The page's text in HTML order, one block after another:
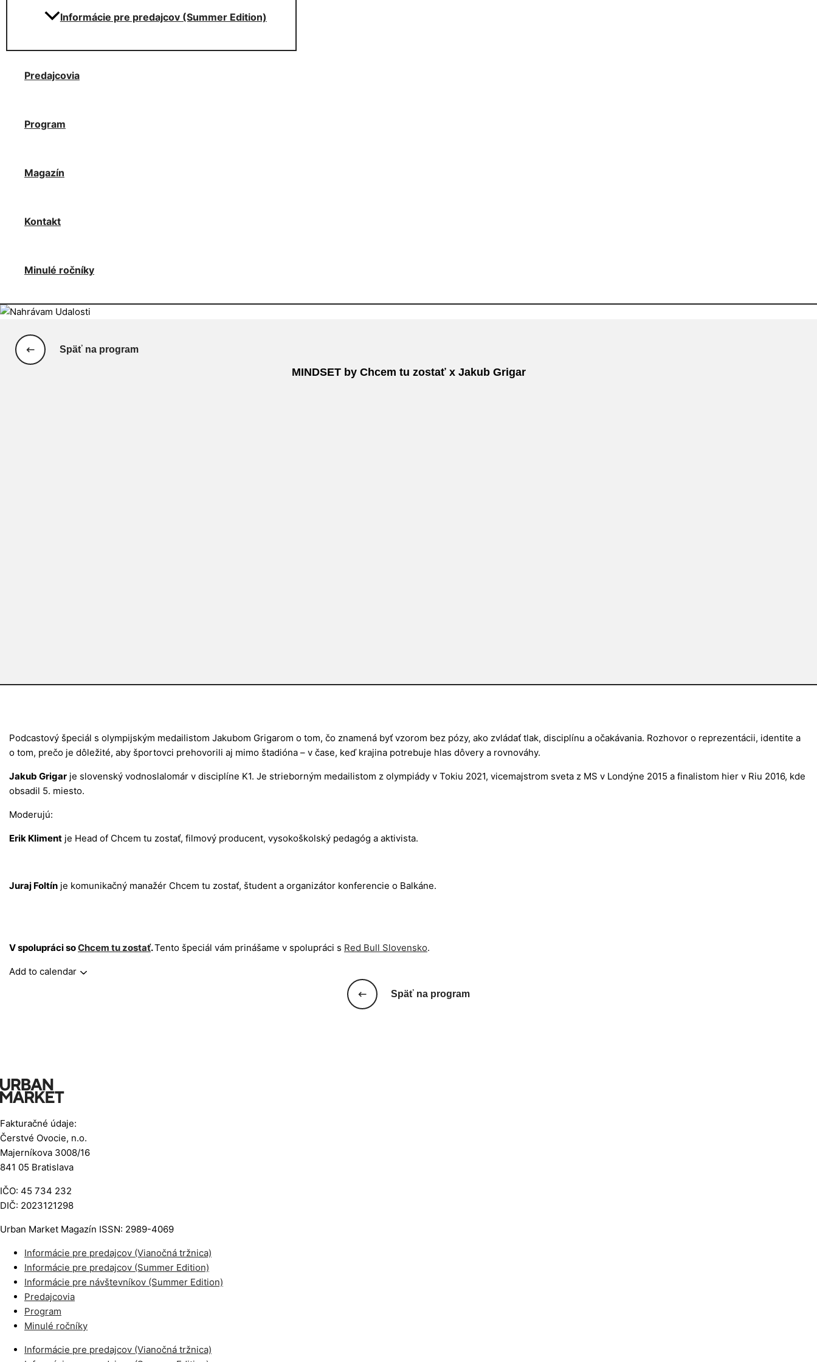
Informácie pre predajcov (Summer Edition)
Predajcovia
Program
Magazín
Kontakt
Minulé ročníky
Späť na program
MINDSET by Chcem tu zostať x Jakub Grigar
Podcastový špeciál s olympijským medailistom Jakubom Grigarom o tom, čo znamená byť vzorom bez pózy, ako zvládať tlak, disciplínu a očakávania. Rozhovor o reprezentácii, identite a
o tom, prečo je dôležité, aby športovci prehovorili aj mimo štadióna – v čase, keď krajina potrebuje hlas dôvery a rovnováhy.
Jakub Grigar je slovenský vodnoslalomár v disciplíne K1. Je strieborným medailistom z olympiády v Tokiu 2021, vicemajstrom sveta z MS v Londýne 2015 a finalistom hier v Riu 2016, kde
obsadil 5. miesto.
Moderujú:
Erik Kliment je Head of Chcem tu zostať, filmový producent, vysokoškolský pedagóg a aktivista.
Juraj Foltín je komunikačný manažér Chcem tu zostať, študent a organizátor konferencie o Balkáne.
V spolupráci soChcem tu zostať.Tento špeciál vám prinášame v spolupráci s Red Bull Slovensko.
Add to calendar
Späť na program
Fakturačné údaje:
Čerstvé Ovocie, n.o.
Majerníkova 3008/16
841 05 Bratislava
IČO: 45 734 232
DIČ: 2023121298
Urban Market Magazín ISSN: 2989-4069
Informácie pre predajcov (Vianočná tržnica)
Informácie pre predajcov (Summer Edition)
Informácie pre návštevníkov (Summer Edition)
Predajcovia
Program
Minulé ročníky
Informácie pre predajcov (Vianočná tržnica)